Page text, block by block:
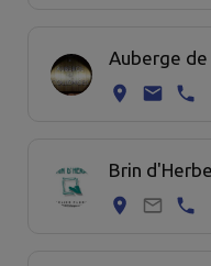
Auberge
Brin d'Herbe